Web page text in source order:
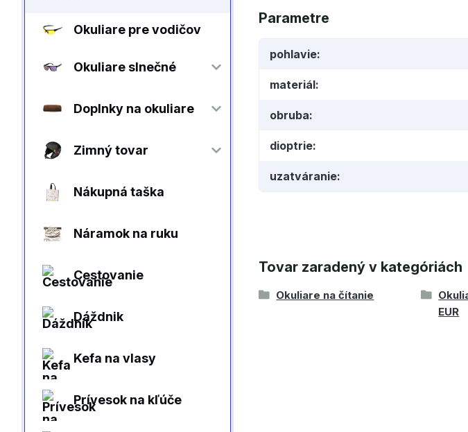
Okuliare pre vodičov
Okuliare slnečné
Doplnky na okuliare
Zimný tovar
Nákupná taška
Náramok na ruku
Cestovanie
Dáždnik
Kefa na vlasy
Prívesok na kľúče
Parametre
pohlavie
materiál
obruba
dioptrie
uzatváranie
Tovar zaradený v kategóriách
Okuliare na čítanie
EUR